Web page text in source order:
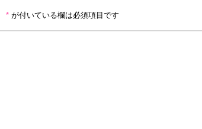
* が付いている欄は必須項目です